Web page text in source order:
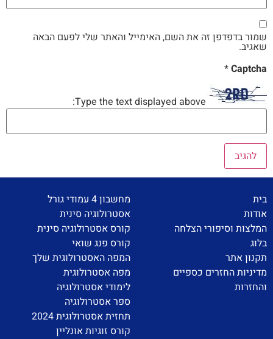
שמור בדפדפן זה את השם, האימייל והאתר שלי לפעם הבאה
שאגיב.
Captcha
*
Type the text displayed above:
בית
אודות
המלצות וסיפורי הצלחה
בלוג
תקנון אתר
מדיניות החזרים כספיים
והחזרות
מחשבון 4 עמודי גורל
אסטרולוגיה סינית
קורס אסטרולוגיה סינית
קורס פנג שואי
המפה האסטרולוגית שלך
מפה אסטרולוגית
לימודי אסטרולוגיה
ספר אסטרולוגיה
תחזית אסטרולוגית 2024
קורס זוגיות אונליין